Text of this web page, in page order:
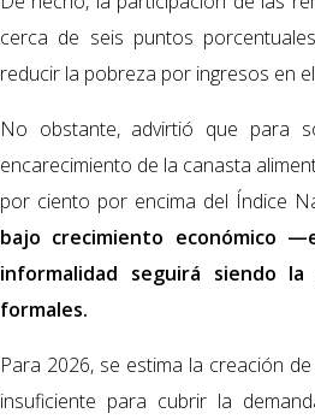
cerca de seis puntos
reducir la pobreza por ingresos en
No obstante, advirtió que para
encarecimiento de la canasta
por ciento por encima del Índice
bajo crecimiento económico
informalidad seguirá siendo
formales.
Para 2026, se estima la creación
insuficiente para cubrir la